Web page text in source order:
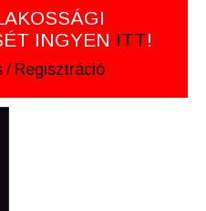
INGYEN ITT!
/ Regisztráció